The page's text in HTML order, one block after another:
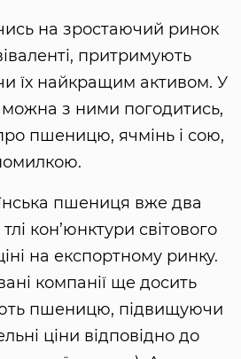
на зростаючий ринок
притримують
їх найкращим активом. У
з ними погодитись,
пшеницю, ячмінь і сою,
пшениця вже два
кон’юнктури світового
на експортному ринку.
компанії ще досить
пшеницю, підвищуючи
ціни відповідно до